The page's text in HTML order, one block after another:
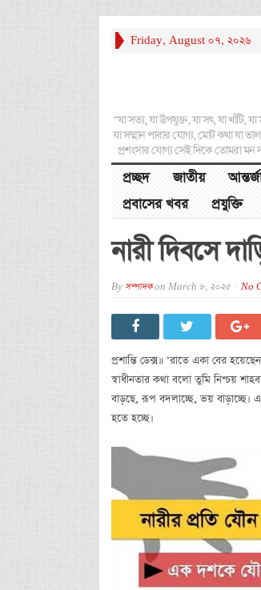
Friday, August 07, 2026
“যা সত্য, যা উপযুক্ত, যা সৎ, যা খাঁটি, যা
যা সম্মান পাবার যোগ্য, মোট কথা যা
প্রশংসার যোগ্য সেই দিকে তোমরা মন
প্রচ্ছদ জাতীয়
প্রবাসের খবর
প্রযুক্তি
নারী দিবসে
By সম্পাদকon March 8, 2025 No
প্রশান্তি ডেক্স॥ ‘রাতে একা বের
স্বাধীনতার কথা বলো তুমি নিশ্চয়
বাড়ছে, রূপ বদলাচ্ছে, ভয় বাড়াচ্ছে।
হতে হচ্ছে।